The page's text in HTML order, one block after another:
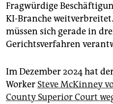
Fragwürdige
KI-Branche
müssen sich gerade in
Gerichtsverfahren
Im Dezember 2024 hat
Worker Steve McKinney
County ­Superior Court